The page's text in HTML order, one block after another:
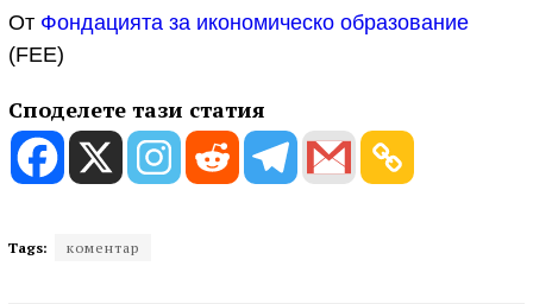
От Фондацията за икономическо образование
(FEE)
Споделете тази статия
Tags: коментар